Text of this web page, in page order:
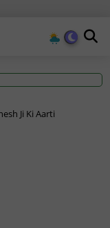
Ji Ki Aarti